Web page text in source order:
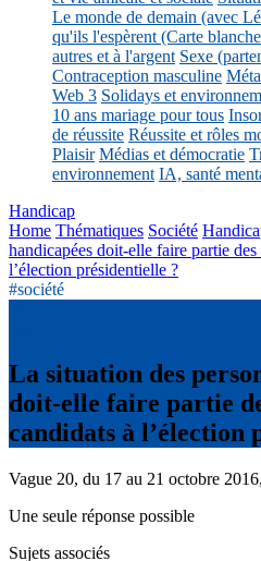
Le monde de demain (avec
qu'ils l'espèrent (Carte
autres et à l'argent Sexe
Contraception masculine
Web 3 Solidays et
10 ans mariage pour tous
de réussite Réussite et rôles
Plaisir Médias et démocratie
environnement IA, santé
Handicap
Home Thématiques Société
handicapées doit-elle faire partie
l’élection présidentielle ?
#société
La situation des
doit-elle faire partie
candidats à l’élection
Vague 20, du 17 au 21 octobre
Une seule réponse possible
Sujets associés